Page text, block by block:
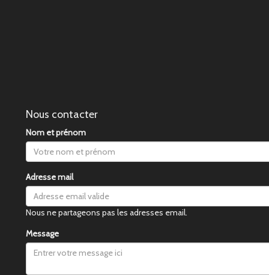
Nous contacter
Nom et prénom
Adresse mail
Nous ne partageons pas les adresses email.
Message